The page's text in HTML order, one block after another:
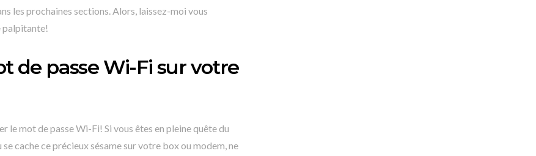
les prochaines sections. Alors, laissez-moi vous
palpitante!
de passe Wi-Fi sur votre
le mot de passe Wi-Fi! Si vous êtes en pleine quête du
cache ce précieux sésame sur votre box ou modem, ne